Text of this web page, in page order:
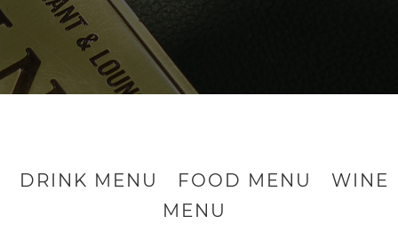
DRINK MENU FOOD MENU
WINE
MENU